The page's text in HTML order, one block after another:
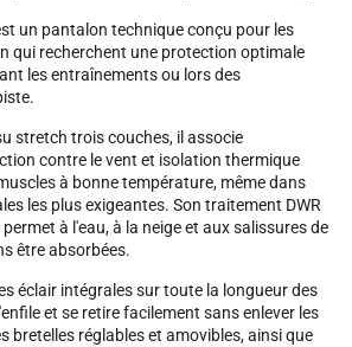
SKI DE FOND
un pantalon technique conçu pour les
qui recherchent une protection optimale
les entraînements ou lors des
stretch trois couches, il associe
contre le vent et isolation thermique
à bonne température, même dans
les plus exigeantes. Son traitement DWR
à l'eau, à la neige et aux salissures de
être absorbées.
éclair intégrales sur toute la longueur des
et se retire facilement sans enlever les
bretelles réglables et amovibles, ainsi que